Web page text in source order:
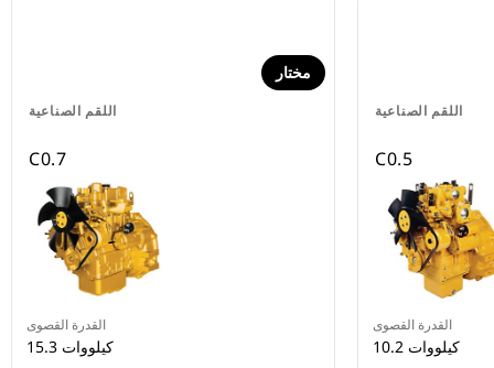
اللقم الصناعية
مختار
C0.7
القدرة القصوى
15.3 كيلووات
اللقم الصناعية
C0.5
القدرة القصوى
10.2 كيلووات